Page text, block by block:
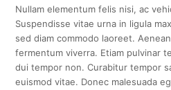
Nullam elementum felis nisi, ac
Suspendisse vitae urna in ligula
sed diam commodo laoreet.
fermentum viverra. Etiam pulvinar
dui tempor non. Curabitur tempor
euismod vitae. Donec malesuada